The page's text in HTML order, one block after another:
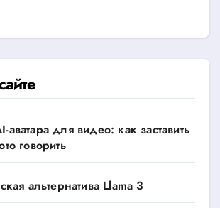
для видео: как заставить
говорить
альтернатива Llama 3